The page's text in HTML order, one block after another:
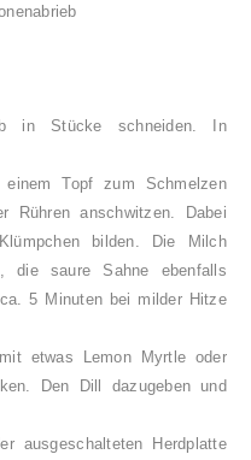
in Stücke schneiden. In
Topf zum Schmelzen
Rühren anschwitzen. Dabei
bilden. Die Milch
die saure Sahne ebenfalls
5 Minuten bei milder Hitze
etwas Lemon Myrtle oder
Den Dill dazugeben und
ausgeschalteten Herdplatte